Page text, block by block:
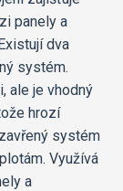
panely a
dva
systém.
ale je vhodný
hrozí
systém
Využívá
a